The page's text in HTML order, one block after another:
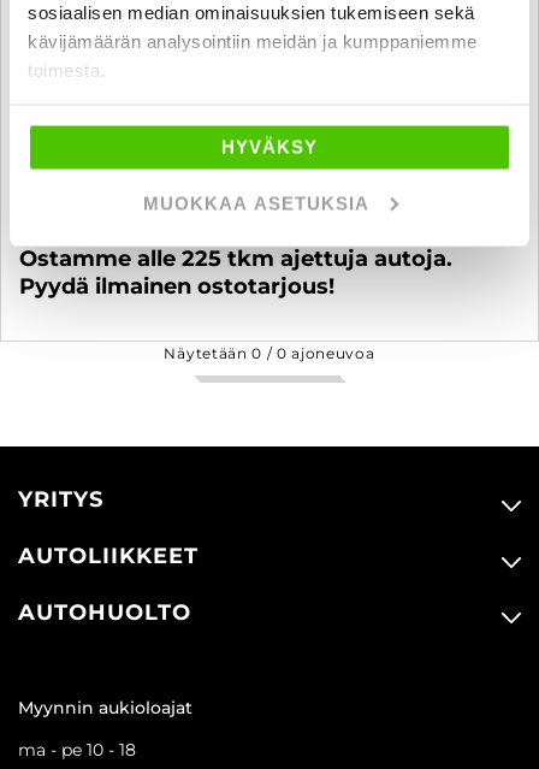
sosiaalisen median ominaisuuksien tukemiseen sekä
kävijämäärän analysointiin meidän ja kumppaniemme
toimesta.
HYVÄKSY
MUOKKAA ASETUKSIA
Ostamme alle 225 tkm ajettuja autoja.
Pyydä ilmainen ostotarjous!
Näytetään0 /0 ajoneuvoa
YRITYS
AUTOLIIKKEET
AUTOHUOLTO
Myynnin aukioloajat
ma - pe 10 - 18